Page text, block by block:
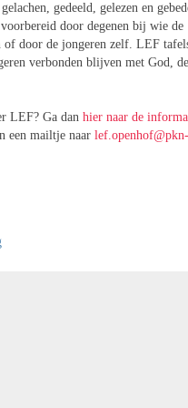
gedeeld, gelezen en
door degenen bij wie de
of door de jongeren zelf. LEF
verbonden blijven met God, de
LEF? Ga dan hier naar de
een mailtje naar lef.openhof@pkn-